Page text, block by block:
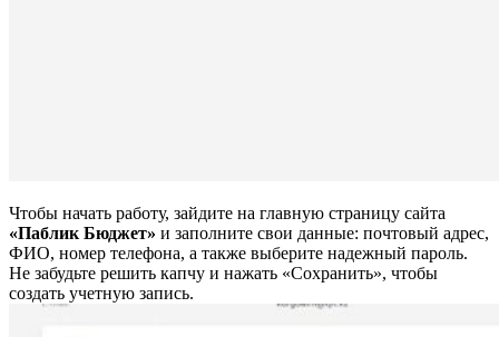
Чтобы начать работу, зайдите на главную страницу сайта
«Паблик Бюджет» и заполните свои данные: почтовый адрес,
ФИО, номер телефона, а также выберите надежный пароль.
Не забудьте решить капчу и нажать «Сохранить», чтобы
создать учетную запись.